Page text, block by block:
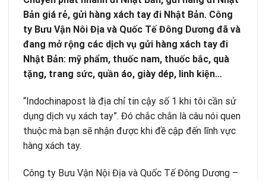
Bản giá rẻ, gửi hàng xách tay đi Nhật Bản. Công
ty Bưu Vận Nôi Địa và Quốc Tế Đông Dương đã và
đang mở rộng các dịch vụ gửi hàng xách tay đi
Nhật Bản: mỹ phẩm, thuốc nam, thuốc bắc, quà
tặng, trang sức, quần áo, giày dép, linh kiện…
“Indochinapost là địa chỉ tin cậy số 1 khi tôi cần sử
dụng dịch vụ xách tay”. Đó chắc chắn là câu nói quen
thuộc mà bạn sẽ nhận được khi đề cập đến lĩnh vực
hàng xách tay.
Công ty Bưu Vận Nội Địa và Quốc Tế Đông Dương –